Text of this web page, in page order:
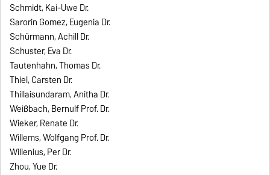
Schmidt, Kai-Uwe Dr.
Sarorin Gomez, Eugenia Dr.
Schürmann, Achill Dr.
Schuster, Eva Dr.
Tautenhahn, Thomas Dr.
Thiel, Carsten Dr.
Thillaisundaram, Anitha Dr.
Weißbach, Bernulf Prof. Dr.
Wieker, Renate Dr.
Willems, Wolfgang Prof. Dr.
Willenius, Per Dr.
Zhou, Yue Dr.